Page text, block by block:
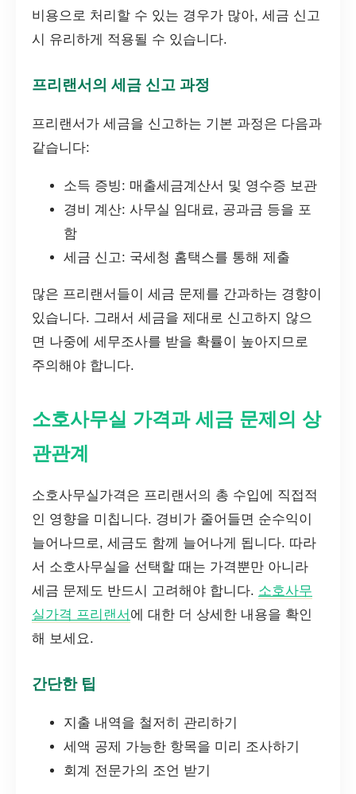
비용으로 처리할 수 있는 경우가 많아, 세금 신고
시 유리하게 적용될 수 있습니다.
프리랜서의 세금 신고 과정
프리랜서가 세금을 신고하는 기본 과정은 다음과
같습니다:
소득 증빙: 매출세금계산서 및 영수증 보관
경비 계산: 사무실 임대료, 공과금 등을 포
함
세금 신고: 국세청 홈택스를 통해 제출
많은 프리랜서들이 세금 문제를 간과하는 경향이
있습니다. 그래서 세금을 제대로 신고하지 않으
면 나중에 세무조사를 받을 확률이 높아지므로
주의해야 합니다.
소호사무실 가격과 세금 문제의 상
관관계
소호사무실가격은 프리랜서의 총 수입에 직접적
인 영향을 미칩니다. 경비가 줄어들면 순수익이
늘어나므로, 세금도 함께 늘어나게 됩니다. 따라
서 소호사무실을 선택할 때는 가격뿐만 아니라
세금 문제도 반드시 고려해야 합니다. 소호사무
실가격 프리랜서 에 대한 더 상세한 내용을 확인
해 보세요.
간단한 팁
지출 내역을 철저히 관리하기
세액 공제 가능한 항목을 미리 조사하기
회계 전문가의 조언 받기